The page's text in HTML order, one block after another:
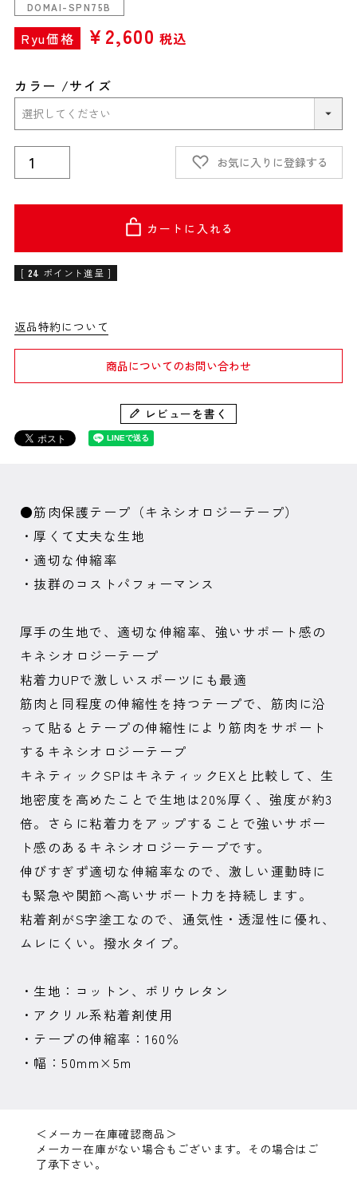
DOMAI-SPN75B
Ryu価格 ¥2,600 税込
カラー サイズ
お気に入りに登録する
カートに入れる
[ 24 ポイント進呈 ]
返品特約について
商品についてのお問い合わせ
レビューを書く
●筋肉保護テープ（キネシオロジーテープ）
・厚くて丈夫な生地
・適切な伸縮率
・抜群のコストパフォーマンス
厚手の生地で、適切な伸縮率、強いサポート感の
キネシオロジーテープ
粘着力UPで激しいスポーツにも最適
筋肉と同程度の伸縮性を持つテープで、筋肉に沿
って貼るとテープの伸縮性により筋肉をサポート
するキネシオロジーテープ
キネティックSPはキネティックEXと比較して、生
地密度を高めたことで生地は20%厚く、強度が約3
倍。さらに粘着力をアップすることで強いサポー
ト感のあるキネシオロジーテープです。
伸びすぎず適切な伸縮率なので、激しい運動時に
も緊急や関節へ高いサポート力を持続します。
粘着剤がS字塗工なので、通気性・透湿性に優れ、
ムレにくい。撥水タイプ。
・生地：コットン、ポリウレタン
・アクリル系粘着剤使用
・テープの伸縮率：160％
・幅：50mm×5m
＜メーカー在庫確認商品＞
メーカー在庫がない場合もございます。その場合はご
了承下さい。